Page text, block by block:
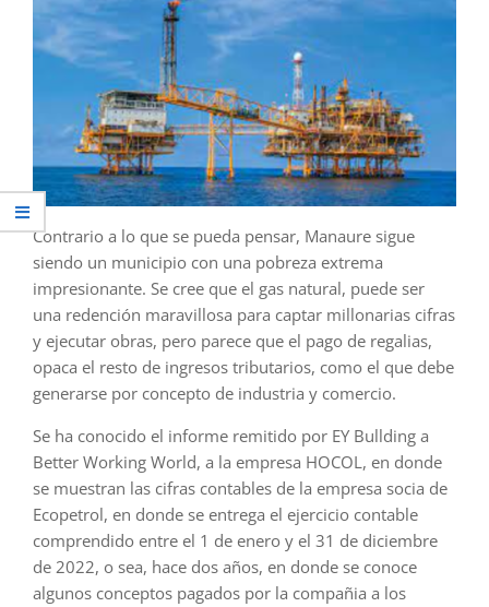
Contrario a lo que se pueda pensar, Manaure sigue
siendo un municipio con una pobreza extrema
impresionante. Se cree que el gas natural, puede ser
una redención maravillosa para captar millonarias cifras
y ejecutar obras, pero parece que el pago de regalias,
opaca el resto de ingresos tributarios, como el que debe
generarse por concepto de industria y comercio.
Se ha conocido el informe remitido por EY Bullding a
Better Working World, a la empresa HOCOL, en donde
se muestran las cifras contables de la empresa socia de
Ecopetrol, en donde se entrega el ejercicio contable
comprendido entre el 1 de enero y el 31 de diciembre
de 2022, o sea, hace dos años, en donde se conoce
algunos conceptos pagados por la compañia a los